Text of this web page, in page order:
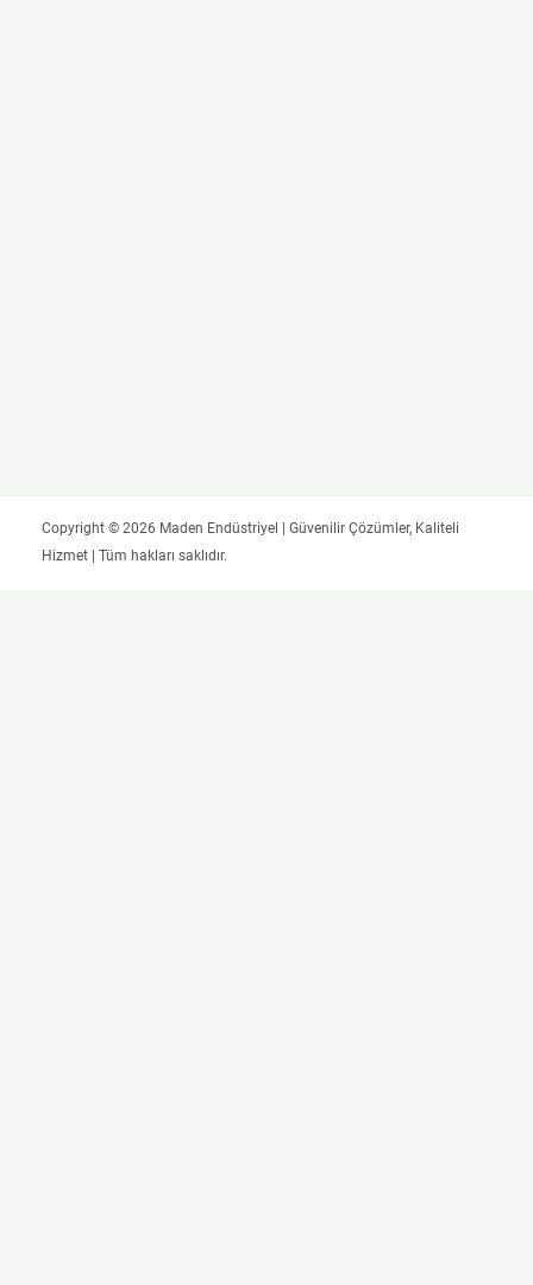
Copyright © 2026 Maden Endüstriyel | Güvenilir Çözümler, Kaliteli
Hizmet | Tüm hakları saklıdır.